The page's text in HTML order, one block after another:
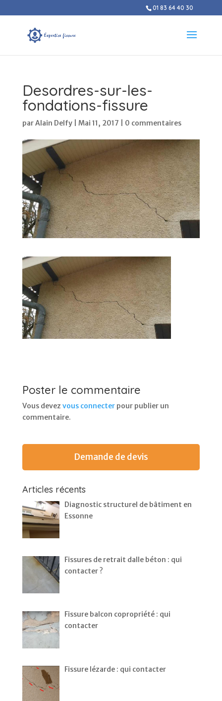
01 83 64 40 30
Desordres-sur-les-
fondations-fissure
parAlain Delfy| Mai 11, 2017 0 commentaires
Poster le commentaire
Vous devez vous connecterpour publier un
commentaire.
Demande de devis
Articles récents
Diagnostic structurel de bâtiment en
Essonne
Fissures de retrait dalle béton : qui
contacter ?
Fissure balcon copropriété : qui
contacter
Fissure lézarde : qui contacter